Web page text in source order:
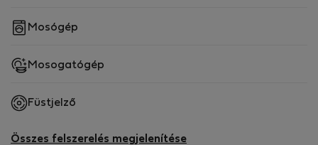
Mosógép
Mosogatógép
Füstjelző
Összes felszerelés megjelenítése